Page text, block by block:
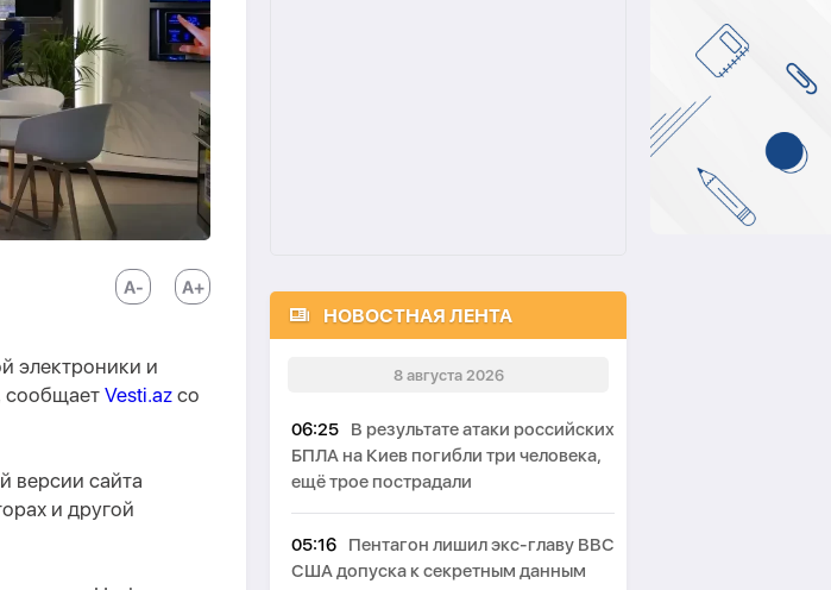
электроники и
сообщает Vesti.az со
версии сайта
и другой
НОВОСТНАЯ ЛЕНТА
8 августа 2026
06:25
В результате атаки российских
БПЛА на Киев погибли три человека,
ещё трое пострадали
05:16
Пентагон лишил экс-главу ВВС
США допуска к секретным данным